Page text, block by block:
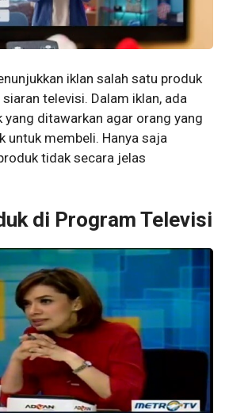
iklan salah satu produk
televisi. Dalam iklan, ada
yang ditawarkan agar orang yang
untuk membeli. Hanya saja
tidak secara jelas
di Program Televisi